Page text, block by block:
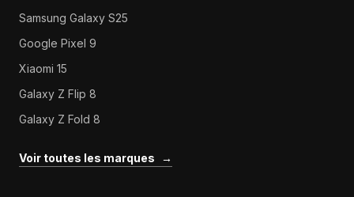
Samsung Galaxy S25
Google Pixel 9
Xiaomi 15
Galaxy Z Flip 8
Galaxy Z Fold 8
Voir toutes les marques →